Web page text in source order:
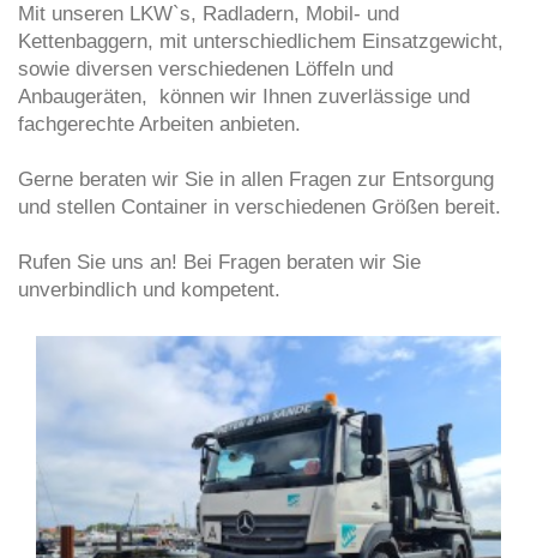
Mit unseren LKW`s, Radladern, Mobil- und
Kettenbaggern, mit unterschiedlichem Einsatzgewicht,
sowie diversen verschiedenen Löffeln und
Anbaugeräten, können wir Ihnen zuverlässige und
fachgerechte Arbeiten anbieten.
Gerne beraten wir Sie in allen Fragen zur Entsorgung
und stellen Container in verschiedenen Größen bereit.
Rufen Sie uns an! Bei Fragen beraten wir Sie
unverbindlich und kompetent.